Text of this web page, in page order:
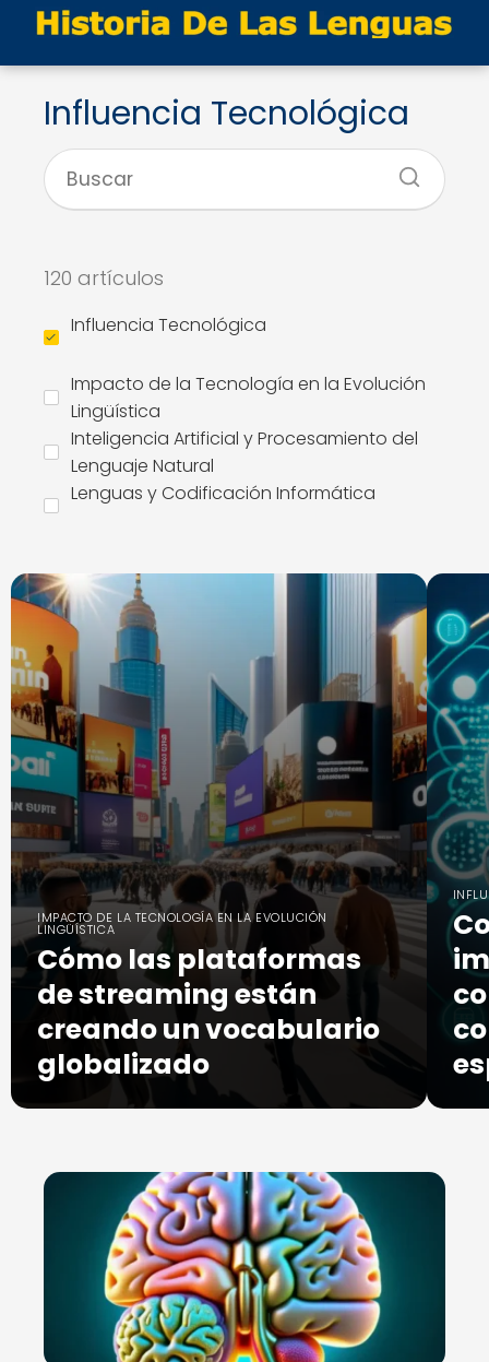
Influencia Tecnológica
120 artículos
Influencia Tecnológica
Impacto de la Tecnología en la Evolución
Lingüística
Inteligencia Artificial y Procesamiento del
Lenguaje Natural
Lenguas y Codificación Informática
IMPACTO DE LA TECNOLOGÍA EN LA EVOLUCIÓN
LINGÜÍSTICA
Cómo las plataformas
de streaming están
creando un vocabulario
globalizado